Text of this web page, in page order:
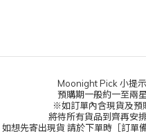
Moonight Pick 小提示
預購期一般約一至兩
※如訂單內含現貨及預
將待所有貨品到齊再安
如想先寄出現貨 請於下單時［訂單